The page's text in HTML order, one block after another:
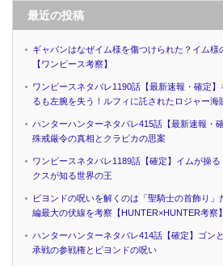
最近の投稿
ギャバンはなぜイム様を傷つけられた？イム
【ワンピース考察】
ワンピースネタバレ1190話【最新速報・確定
るも左腕を失う！ルフィに託されたロジャー海
ハンターハンターネタバレ415話【最新速報・
殊戒厳令の真相とクラピカの思案
ワンピースネタバレ1189話【確定】イムが操
クスが知る世界の王
ビヨンドの呪いを解くのは「聖騎士の首飾り
編最大の伏線を考察【HUNTER×HUNTER考察】
ハンターハンターネタバレ414話【確定】ゴン
承戦の参戦権とビヨンドの呪い